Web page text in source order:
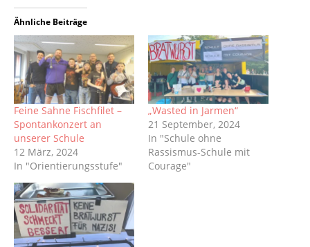
Ähnliche Beiträge
Feine Sahne Fischfilet –
Spontankonzert an
unserer Schule
12 März, 2024
In "Orientierungsstufe"
„Wasted in Jarmen“
21 September, 2024
In "Schule ohne
Rassismus-Schule mit
Courage"